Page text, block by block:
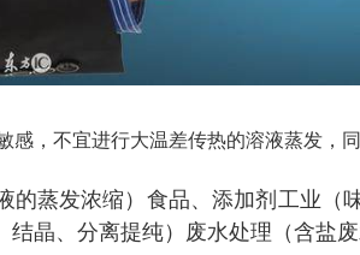
，不宜进行大温差传热的溶液蒸发，
蒸发浓缩） 食品、添加剂工业（
晶、分离提纯） 废水处理（含盐